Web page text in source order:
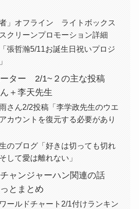
者」オフライン ライトボックス
クリーンプロモーション詳細
張哲瀚5/11お誕生日祝いプロジ
ーター 2/1~２の主な投稿
＋李天先生
雨さん2/2投稿「李学政先生のウエ
カウントを復元する必要があり
のブログ「好きは切っても切れ
して愛は離れない」
ャンジャーハン関連の話
とまとめ
ールドチャート2/1付けランキン